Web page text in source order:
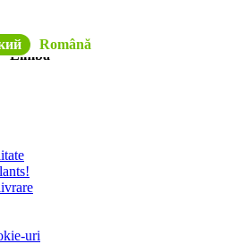
Limba
Română
uri